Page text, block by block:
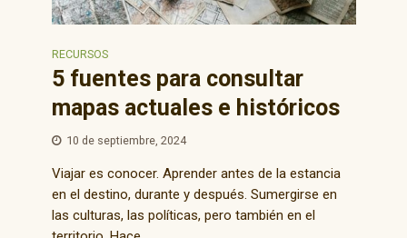
RECURSOS
5 fuentes para consultar
mapas actuales e históricos
10 de septiembre, 2024
Viajar es conocer. Aprender antes de la estancia
en el destino, durante y después. Sumergirse en
las culturas, las políticas, pero también en el